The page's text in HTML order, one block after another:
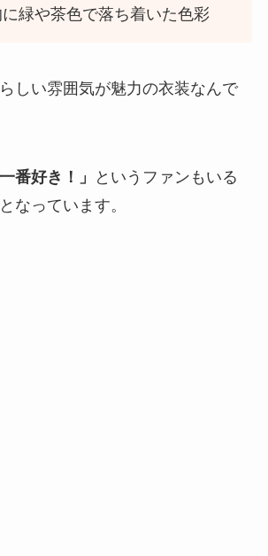
緑や茶色で落ち着いた色彩
しい雰囲気が魅力の衣装なんで
番好き！」
というファンもいる
なっています。